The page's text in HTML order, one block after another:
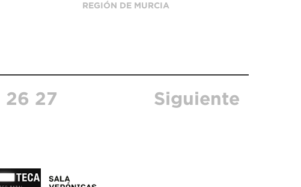
REGIÓN DE MURCIA
26 27
Siguiente